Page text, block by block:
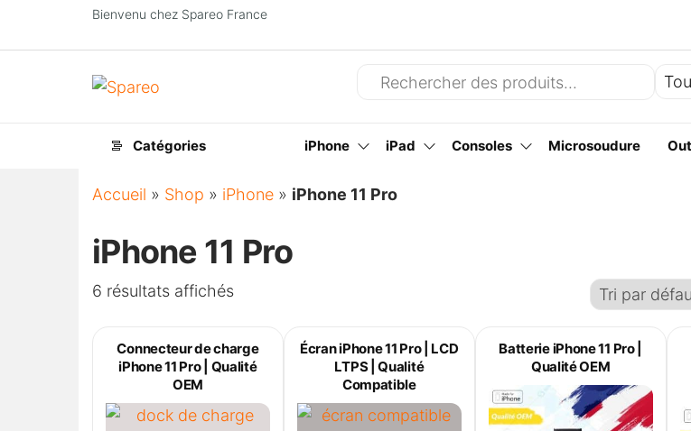
Bienvenu chez Spareo France
Catégories iPhone iPad Consoles Microsoudure
Accueil » Shop » iPhone » iPhone 11 Pro
iPhone 11 Pro
6 résultats affichés
Connecteur de charge
iPhone 11 Pro | Qualité
OEM
Écran iPhone 11 Pro | LCD
LTPS | Qualité
Compatible
Batterie iPhone 11 Pro |
Qualité OEM